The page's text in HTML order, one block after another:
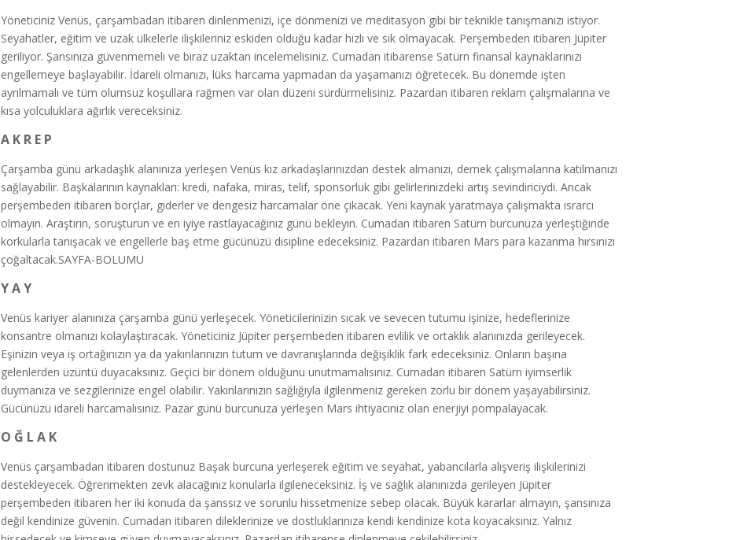
Yöneticiniz Venüs, çarşambadan itibaren dinlenmenizi, içe dönmenizi ve meditasyon gibi bir teknikle tanışmanızı istiyor.
Seyahatler, eğitim ve uzak ülkelerle ilişkileriniz eskiden olduğu kadar hızlı ve sık olmayacak. Perşembeden itibaren Jüpiter
geriliyor. Şansınıza güvenmemeli ve biraz uzaktan incelemelisiniz. Cumadan itibarense Satürn finansal kaynaklarınızı
engellemeye başlayabilir. İdareli olmanızı, lüks harcama yapmadan da yaşamanızı öğretecek. Bu dönemde işten
ayrılmamalı ve tüm olumsuz koşullara rağmen var olan düzeni sürdürmelisiniz. Pazardan itibaren reklam çalışmalarına ve
kısa yolculuklara ağırlık vereceksiniz.
A K R E P
Çarşamba günü arkadaşlık alanınıza yerleşen Venüs kız arkadaşlarınızdan destek almanızı, dernek çalışmalarına katılmanızı
sağlayabilir. Başkalarının kaynakları: kredi, nafaka, miras, telif, sponsorluk gibi gelirlerinizdeki artış sevindiriciydi. Ancak
perşembeden itibaren borçlar, giderler ve dengesiz harcamalar öne çıkacak. Yeni kaynak yaratmaya çalışmakta ısrarcı
olmayın. Araştırın, soruşturun ve en iyiye rastlayacağınız günü bekleyin. Cumadan itibaren Satürn burcunuza yerleştiğinde
korkularla tanışacak ve engellerle baş etme gücünüzü disipline edeceksiniz. Pazardan itibaren Mars para kazanma hırsınızı
çoğaltacak.SAYFA-BOLUMU
Y A Y
Venüs kariyer alanınıza çarşamba günü yerleşecek. Yöneticilerinizin sıcak ve sevecen tutumu işinize, hedeflerinize
konsantre olmanızı kolaylaştıracak. Yöneticiniz Jüpiter perşembeden itibaren evlilik ve ortaklık alanınızda gerileyecek.
Eşinizin veya iş ortağınızın ya da yakınlarınızın tutum ve davranışlarında değişiklik fark edeceksiniz. Onların başına
gelenlerden üzüntü duyacaksınız. Geçici bir dönem olduğunu unutmamalısınız. Cumadan itibaren Satürn iyimserlik
duymanıza ve sezgilerinize engel olabilir. Yakınlarınızın sağlığıyla ilgilenmeniz gereken zorlu bir dönem yaşayabilirsiniz.
Gücünüzü idareli harcamalısınız. Pazar günü burcunuza yerleşen Mars ihtiyacınız olan enerjiyi pompalayacak.
O Ğ L A K
Venüs çarşambadan itibaren dostunuz Başak burcuna yerleşerek eğitim ve seyahat, yabancılarla alışveriş ilişkilerinizi
destekleyecek. Öğrenmekten zevk alacağınız konularla ilgileneceksiniz. İş ve sağlık alanınızda gerileyen Jüpiter
perşembeden itibaren her iki konuda da şanssız ve sorunlu hissetmenize sebep olacak. Büyük kararlar almayın, şansınıza
değil kendinize güvenin. Cumadan itibaren dileklerinize ve dostluklarınıza kendi kendinize kota koyacaksınız. Yalnız